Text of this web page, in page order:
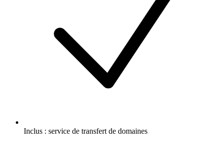
Inclus : service de transfert de domaines